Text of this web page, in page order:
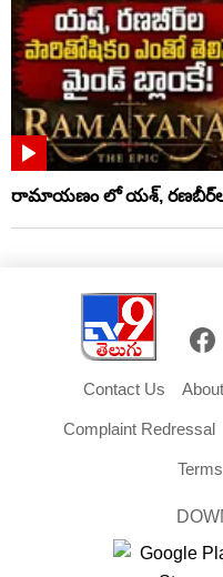
రామాయణం లో యశ్, రణబీర్‌ల
Contact Us
Complaint Redressal